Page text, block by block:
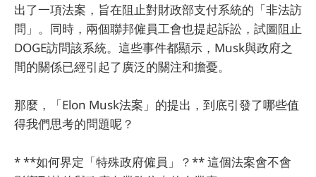
出了一項法案，旨在阻止對財政部支付系統的「非法訪
問」。同時，兩個聯邦僱員工會也提起訴訟，試圖阻止
DOGE訪問該系統。這些事件都顯示，Musk與政府之
間的關係已經引起了廣泛的關注和擔憂。
那麼，「Elon Musk法案」的提出，到底引發了哪些值
得我們思考的問題呢？
* **如何界定「特殊政府僱員」？** 這個法案會不會